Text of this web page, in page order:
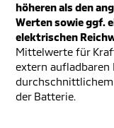
höheren als den
Werten sowie ggf.
elektrischen
Mittelwerte für
extern aufladbaren
der Batterie.